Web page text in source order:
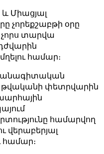
Միացյալ
չորեքշաբթի օրը
չորս տարվա
համար։
թվականի փետրվարին
համարվող
վերաբերյալ
համար։